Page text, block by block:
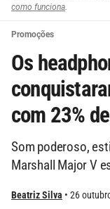
como funciona.
Promoções
Os
com 23%
Som poderoso,
Marshall Major V
Beatriz Silva 26